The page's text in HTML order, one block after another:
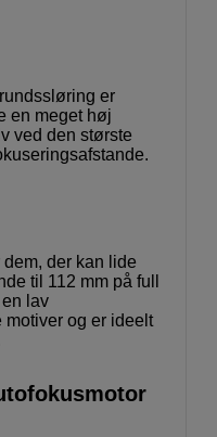
er
en meget høj
ved den største
der kan lide
til 112 mm på full
lav
motiver og er ideelt